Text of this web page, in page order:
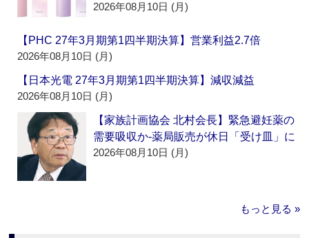
2026年08月10日 (月)
【PHC 27年3月期第1四半期決算】営業利益2.7倍
2026年08月10日 (月)
【日本光電 27年3月期第1四半期決算】減収減益
2026年08月10日 (月)
【家族計画協会 北村会長】緊急避妊薬の
需要吸収か‐薬局販売が休日「受け皿」に
2026年08月10日 (月)
もっと見る »